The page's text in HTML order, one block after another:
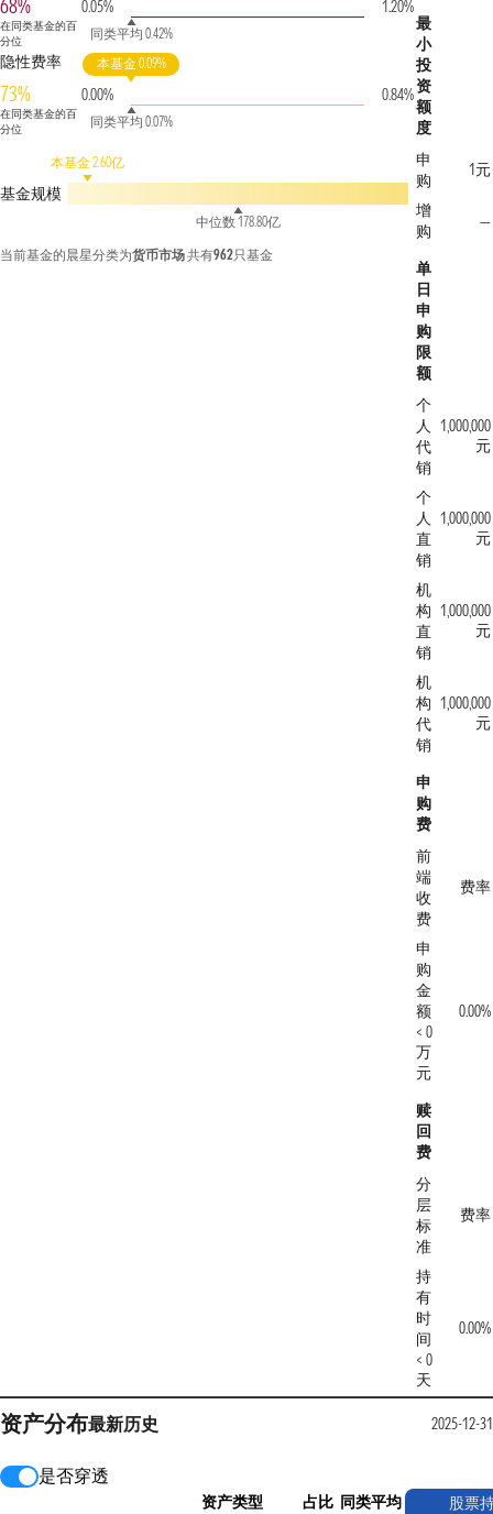
68%
在同类基金的百
分位
0.05%
同类平均 0.42%
1.20%
隐性费率
73%
在同类基金的百
分位
0.00%
本基金 0.09%
同类平均 0.07%
0.84%
基金规模
本基金 2.60亿
中位数 178.80亿
当前基金的晨星分类为货币市场共有962只基金
最
小
投
资
额
度
申
购
1元
增
购
—
单
日
申
购
限
额
个
人
代
销
1,000,000
元
个
人
直
销
1,000,000
元
机
构
直
销
1,000,000
元
机
构
代
销
1,000,000
元
申
购
费
前
端
收
费
费率
申
购
金
额
< 0
万
元
0.00%
赎
回
费
分
层
标
准
费率
持
有
时
间
< 0
天
0.00%
资产分布最新历史 2025-12-31
是否穿透
资产类型 占比 同类平均
股票